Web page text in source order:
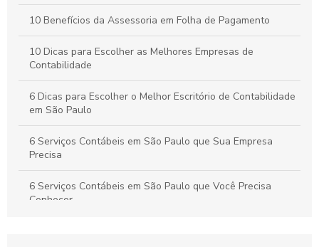
10 Benefícios da Assessoria em Folha de Pagamento
10 Dicas para Escolher as Melhores Empresas de
Contabilidade
6 Dicas para Escolher o Melhor Escritório de Contabilidade
em São Paulo
6 Serviços Contábeis em São Paulo que Sua Empresa
Precisa
6 Serviços Contábeis em São Paulo que Você Precisa
Conhecer